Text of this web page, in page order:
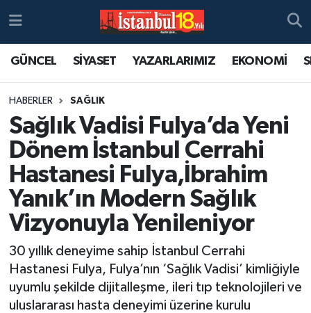
GÜNCEL SİYASET YAZARLARIMIZ EKONOMİ
HABERLER SAĞLIK
Sağlık Vadisi Fulya’da Yeni
Dönem İstanbul Cerrahi
Hastanesi Fulya,İbrahim
Yanık’ın Modern Sağlık
Vizyonuyla Yenileniyor
30 yıllık deneyime sahip İstanbul Cerrahi
Hastanesi Fulya, Fulya’nın ‘Sağlık Vadisi’ kimliğiyle
uyumlu şekilde dijitalleşme, ileri tıp teknolojileri ve
uluslararası hasta deneyimi üzerine kurulu